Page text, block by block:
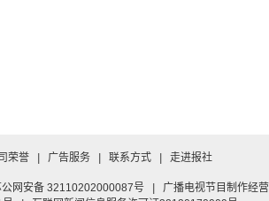
荣誉 | 广告服务 | 联系方式 | 走进报社
公网安备 32110202000087号 |
广播电视节目制作经营